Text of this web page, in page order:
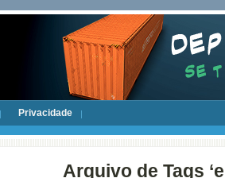
Privacidade
Arquivo de Tags